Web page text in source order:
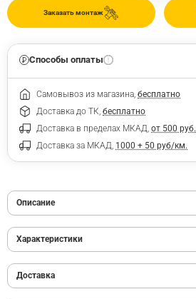
Заказать монтаж
Способы оплаты
Самовывоз из магазина, бесплатно
Доставка до ТК, бесплатно
Доставка в пределах МКАД, от 500 руб.
Доставка за МКАД, 1000 + 50 руб/км.
Описание
Характеристики
Доставка